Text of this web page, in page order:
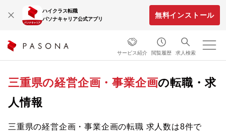
ハイクラス転職
パソナキャリア公式アプリ
無料インストール
サービス紹介 閲覧履歴 求人検索
三重県の経営企画・事業企画の転職・求
人情報
三重県の経営企画・事業企画の転職 求人数は8件で